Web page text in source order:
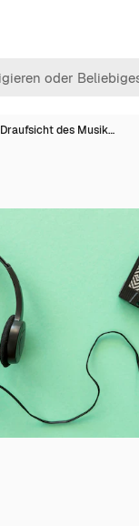
Draufsicht des Musik…